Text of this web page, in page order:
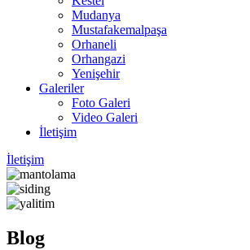
Mudanya
Mustafakemalpaşa
Orhaneli
Orhangazi
Yenişehir
Galeriler
Foto Galeri
Video Galeri
İletişim
İletişim
Blog